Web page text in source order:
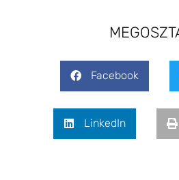
Facebook
LinkedIn